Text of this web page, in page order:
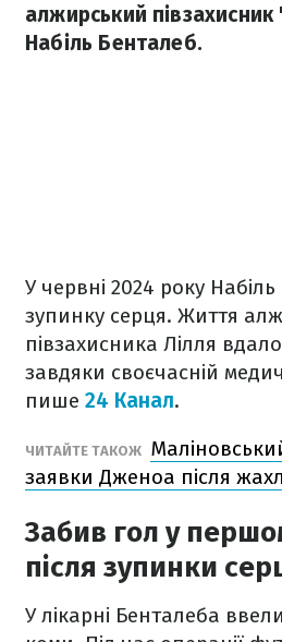
алжирський
Набіль Бенталеб.
У червні 2024 року
зупинку серця. Життя
півзахисника Лілля
завдяки своєчасній
пише 24 Канал.
ЧИТАЙТЕ ТАКОЖ
заявки Дженоа після
Забив гол у
після зупинки
У лікарні Бенталеба